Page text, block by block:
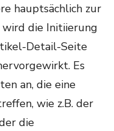
hauptsächlich zur
wird die Initiierung
Detail-Seite
Es
an, die eine
wie z.B. der
die